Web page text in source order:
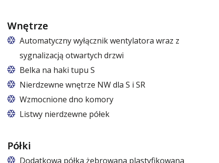
Wnętrze
Automatyczny wyłącznik wentylatora wraz z
sygnalizacją otwartych drzwi
Belka na haki tupu S
Cena dotyczy jednej belki w jednej komorze szafy
Nierdzewne wnętrze NW dla S i SR
Wzmocnione dno komory
Listwy nierdzewne półek
Półki
Dodatkowa półka żebrowana plastyfikowana